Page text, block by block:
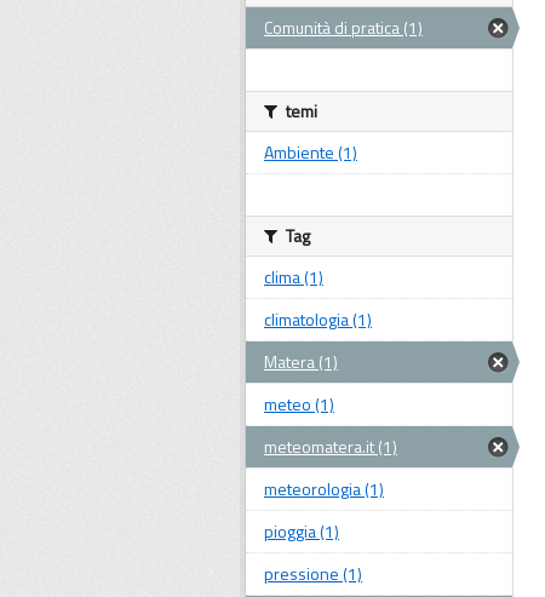
Comunità di pratica (1)
temi
Ambiente (1)
Tag
clima (1)
climatologia (1)
Matera (1)
meteo (1)
meteomatera.it (1)
meteorologia (1)
pioggia (1)
pressione (1)